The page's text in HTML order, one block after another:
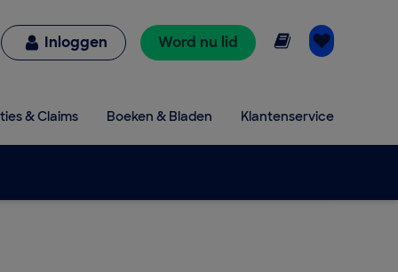
Inloggen Word nu lid Online lezen
& Claims Boeken & Bladen Klantenservice